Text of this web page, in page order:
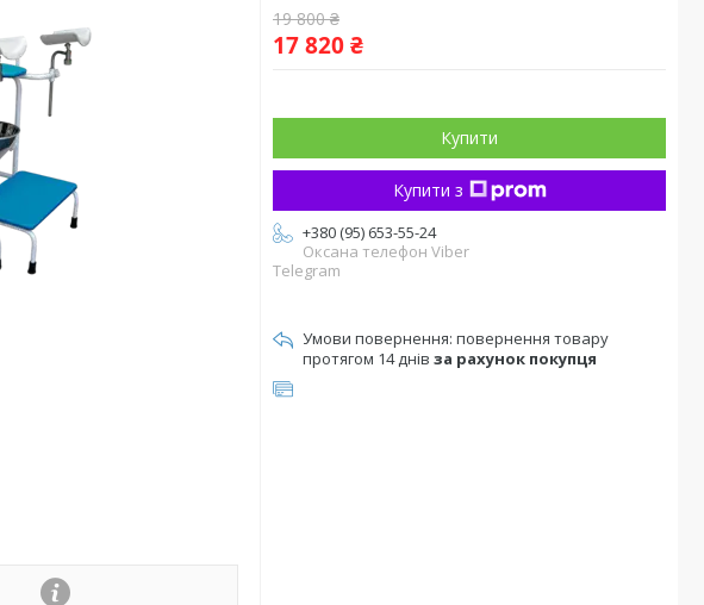
19 800 ₴
17 820 ₴
Купити
Купити з
+380 (95) 653-55-24
Оксана телефон Viber
Telegram
повернення товару
протягом 14 днів за рахунок покупця